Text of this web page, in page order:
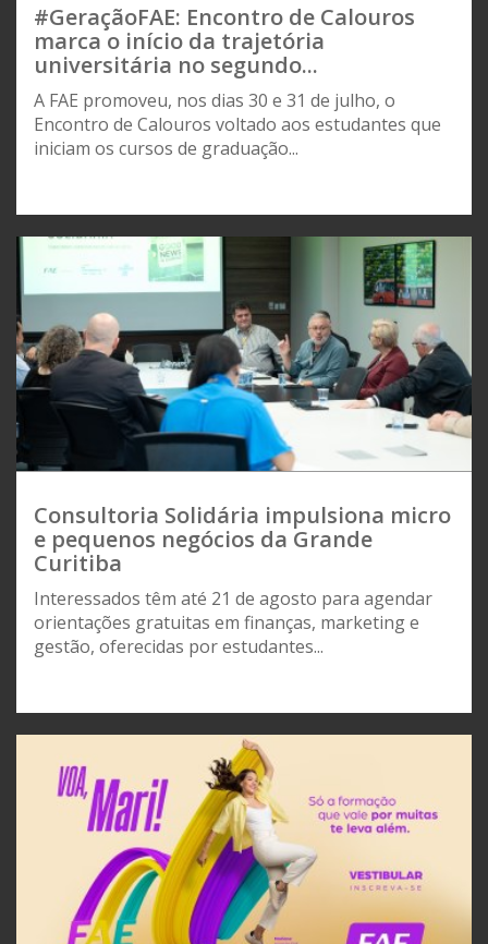
#GeraçãoFAE: Encontro de Calouros
marca o início da trajetória
universitária no segundo...
A FAE promoveu, nos dias 30 e 31 de julho, o
Encontro de Calouros voltado aos estudantes que
iniciam os cursos de graduação...
Consultoria Solidária impulsiona micro
e pequenos negócios da Grande
Curitiba
Interessados têm até 21 de agosto para agendar
orientações gratuitas em finanças, marketing e
gestão, oferecidas por estudantes...